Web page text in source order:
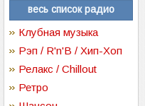
весь список радио
Клубная музыка
Рэп / R'n'B / Хип-Хоп
Релакс / Chillout
Ретро